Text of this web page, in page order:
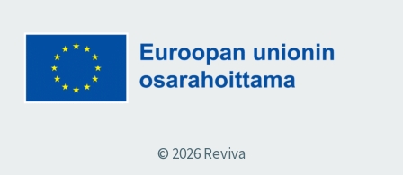
© 2026 Reviva